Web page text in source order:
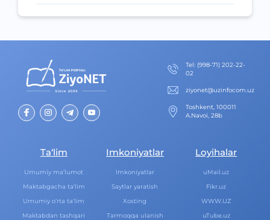
Теl: (998-71) 202-22-
02
ziyonet@uzinfocom.uz
Toshkent, 100011
A.Navoi, 28b
Ta‘lim
Umumiy ma‘lumot
Maktabgacha ta‘lim
Umumiy o‘rta ta‘lim
Maktabdan tashqari
Imkoniyatlar
Imkoniyatlar
Saytlar yaratish
Xosting
Tarmoqqa ulanish
Loyihalar
uMail.uz
Fikr.uz
WWW.UZ
uTube.uz